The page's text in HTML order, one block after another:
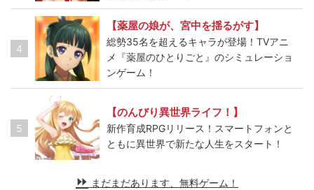
4
【薬屋の娘が、宮中を揺るがす】
総勢35名を超えるキャラが登場！TVアニ
メ『薬屋のひとりごと』のシミュレーショ
ンゲーム！
5
【のんびり異世界ライフ！】
新作育成RPGリリース！スマートフォンと
ともに異世界で新たな人生をスタート！
まだまだあります、無料ゲーム！